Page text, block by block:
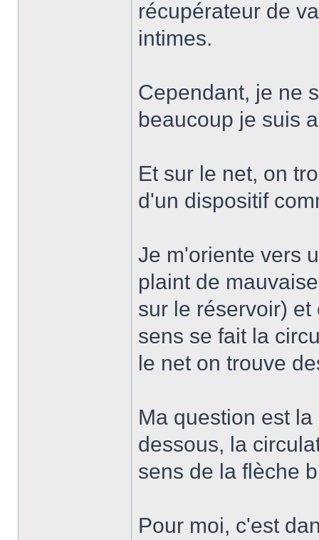
récupérateur de
intimes.
Cependant, je ne
beaucoup je suis
Et sur le net, on
d'un dispositif
Je m'oriente vers
plaint de
sur le réservoir)
sens se fait la
le net on trouve
Ma question est la
dessous, la
sens de la flèche
Pour moi, c'est